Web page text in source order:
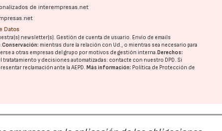
de interempresas.net
Datos
newsletter(s). Gestión de cuenta de usuario. Envío de emails
Conservación: mientras dure la relación con Ud., o mientras sea necesario para
a otras empresas del grupo por motivos de gestión interna. Derechos:
y decisiones automatizadas: contacte con nuestro DPD. Si
reclamación ante laAEPD. Más información: Política de Protección de